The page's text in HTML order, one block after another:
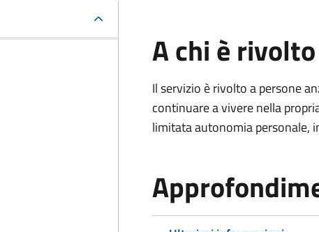
A chi è rivolto
Il servizio è rivolto a persone
continuare a vivere nella
limitata autonomia personale,